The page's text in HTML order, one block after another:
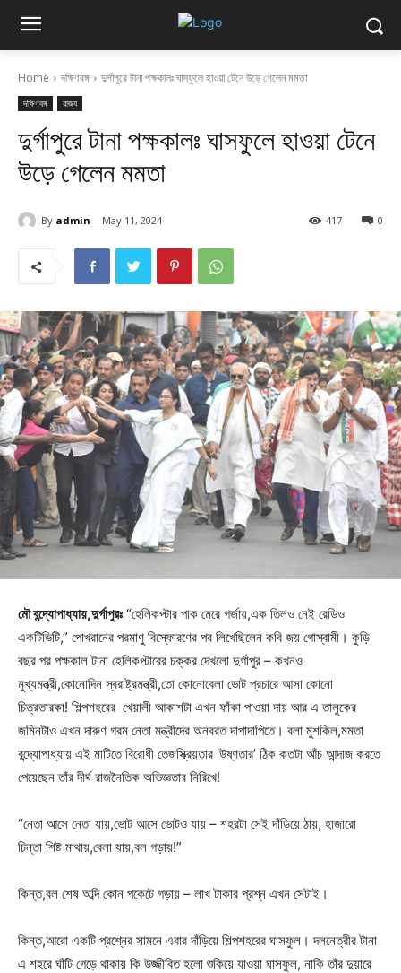
Home দক্ষিণবঙ্গ দুর্গাপুরে টানা পক্ষকালঃ ঘাসফুলে হাওয়া টেনে উড়ে গেলেন মমতা
দক্ষিণবঙ্গ রাজ্য
দুর্গাপুরে টানা পক্ষকালঃ ঘাসফুলে হাওয়া টেনে
উড়ে গেলেন মমতা
By admin May 11, 2024 0
417
মৌ বন্দ্যোপাধ্যায়,দুর্গাপুরঃ “হেলিকপ্টার পাক মেরে গর্জায়,এক তিলও নেই রেডিও
একটিভিটি,” পোখরানের পরমাণু বিস্ফোরণের পর লিখেছিলেন কবি জয় গোস্বামী। কুড়ি
বছর পর পক্ষকাল টানা হেলিকপ্টারের চক্কর দেখলো দুর্গাপুর – কখনও
মুখ্যমন্ত্রী,কোনোদিন স্বরাষ্ট্রমন্ত্রী,তো কোনোবেলা ভোট প্রচারে আসা কোনো
চিত্রতারকা! শিল্পশহরের খেয়ালী আকাশটা এখন ফাঁকা পাওয়া দায় আর এ তালুকের
জমিনটাও এখন দারুণ গরম নেতা মন্ত্রীদের অনবরত দাপাদাপিতে। বলা মুশকিল,মমতা
বন্দ্যোপাধ্যায় এই মাটিতে বিরোধী তেজস্ক্রিয়তার ‘উষ্ণতার’ ঠিক কতটা আঁচ আন্দাজ করতে
পেয়েছেন তাঁর দীর্ঘ রাজনৈতিক অভিজ্ঞতার নিরিখে!
“নেতা আসে নেতা যায়,ভোট আসে ভোটও যায় – শহরটা সেই দাঁড়িয়ে ঠায়, হাজারো
চিন্তা শিষ্ট মাথায়,বেলা যায়,বল গড়ায়!”
কিন্ত,বল শেষ অব্দি কোন পকেটে গড়ায় – লাখ টাকার প্রশ্ন এখন সেটাই।
কিন্ত,আরো একটি প্রশ্নের সামনে এবার দাঁড়িয়ে শিল্পশহরের ঘাসফুল। দলনেত্রীর টানা
এ শহরে ঘাঁটি গেড়ে থাকায় কি উজ্জীবিত হলো শুকিয়ে যাওয়া ঘাসফুল, নাকি তাঁর দুয়ারে